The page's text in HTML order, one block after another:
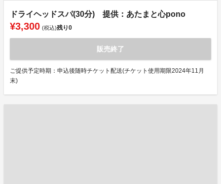
ドライヘッドスパ(30分) 提供：あたまと心pono
¥3,300 (税込)残り0
販売終了
ご提供予定時期：申込後随時チケット配送(チケット使用期限2024年11月
末)